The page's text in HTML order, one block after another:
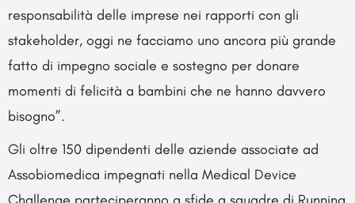
responsabilità delle imprese nei rapporti con gli
stakeholder, oggi ne facciamo uno ancora più grande
fatto di impegno sociale e sostegno per donare
momenti di felicità a bambini che ne hanno davvero
bisogno”.
Gli oltre 150 dipendenti delle aziende associate ad
Assobiomedica impegnati nella Medical Device